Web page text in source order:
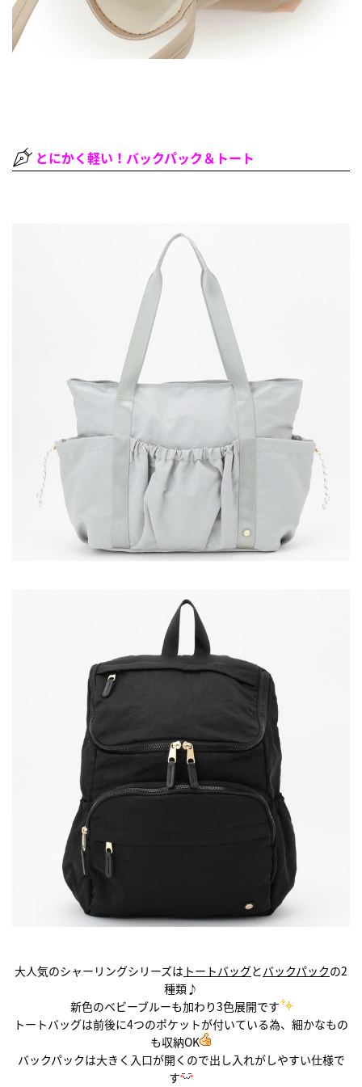
とにかく軽い！バックパック＆トート
大人気のシャーリングシリーズは トートバッグとバックパックの2
種類♪
新色のベビーブルーも加わり3色展開です
トートバッグは前後に4つのポケットが付いている為、細かなもの
も収納OK
バックパックは大きく入口が開くので出し入れがしやすい仕様で
す